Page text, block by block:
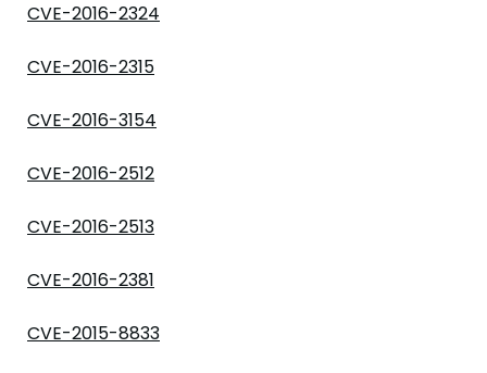
CVE-2016-2324
CVE-2016-2315
CVE-2016-3154
CVE-2016-2512
CVE-2016-2513
CVE-2016-2381
CVE-2015-8833